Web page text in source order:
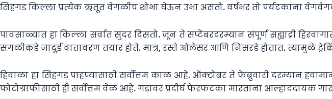
सिंहगड किल्ला प्रत्येक ऋतूत वेगळीच शोभा घेऊन उभा असतो. वर्षभर तो पर्यटकांना
पावसाळ्यात हा किल्ला सर्वात सुंदर दिसतो. जून ते सप्टेंबरदरम्यान संपूर्ण सह्याद्री
सगळीकडे जादूई वातावरण तयार होते. मात्र, रस्ते ओलेसर आणि निसरडे होतात. त्यामुळे
हिवाळा हा सिंहगड पाहण्यासाठी सर्वोत्तम काळ आहे. ऑक्टोबर ते फेब्रुवारी दरम्यान
फोटोग्राफीसाठी ही सर्वोत्तम वेळ आहे. गडावर प्रदीर्घ फेरफटका मारताना आल्हाददायक